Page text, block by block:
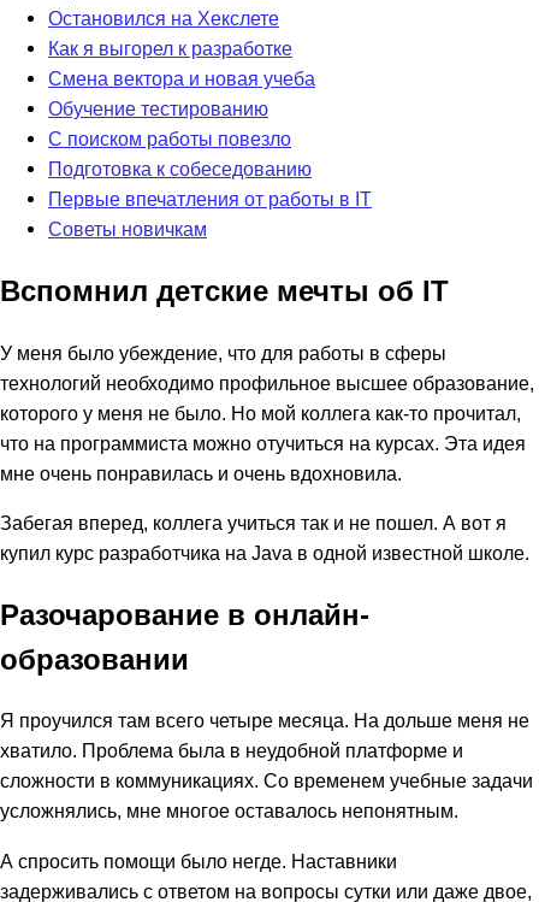
Остановился на Хекслете
Как я выгорел к разработке
Смена вектора и новая учеба
Обучение тестированию
С поиском работы повезло
Подготовка к собеседованию
Первые впечатления от работы в IT
Советы новичкам
Вспомнил детские мечты об IT
У меня было убеждение, что для работы в сферы
технологий необходимо профильное высшее образование,
которого у меня не было. Но мой коллега как-то прочитал,
что на программиста можно отучиться на курсах. Эта идея
мне очень понравилась и очень вдохновила.
Забегая вперед, коллега учиться так и не пошел. А вот я
купил курс разработчика на Java в одной известной школе.
Разочарование в онлайн-
образовании
Я проучился там всего четыре месяца. На дольше меня не
хватило. Проблема была в неудобной платформе и
сложности в коммуникациях. Со временем учебные задачи
усложнялись, мне многое оставалось непонятным.
А спросить помощи было негде. Наставники
задерживались с ответом на вопросы сутки или даже двое,